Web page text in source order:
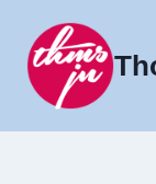
indhold